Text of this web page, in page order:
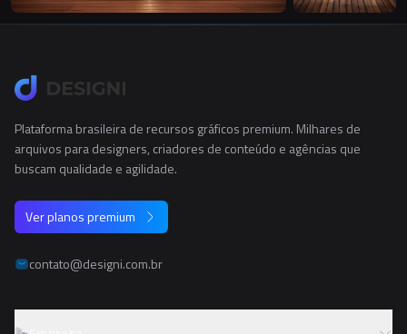
Plataforma brasileira de recursos gráficos premium. Milhares de
arquivos para designers, criadores de conteúdo e agências que
buscam qualidade e agilidade.
Ver planos premium
contato@designi.com.br